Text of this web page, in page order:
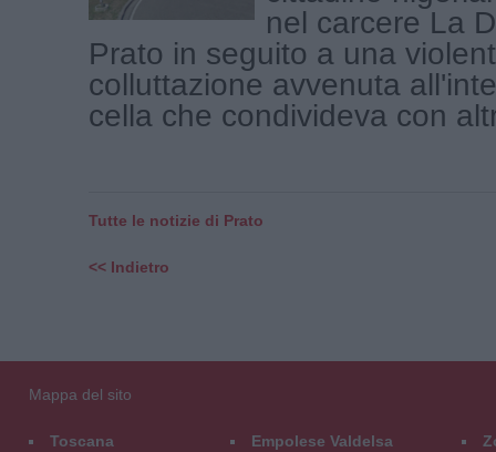
nel carcere La
Prato in seguito a una
colluttazione avvenuta
cella che condivideva con
Tutte le notizie di Prato
<< Indietro
Mappa del sito
Toscana
Empolese Valdelsa